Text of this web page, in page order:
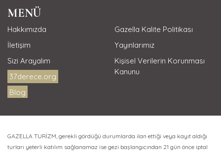
MENÜ
Hakkımızda
İletişim
Sizi Arayalım
37derece.org
Blog
Gazella Kalite Politikası
Yayınlarımız
Kişisel Verilerin Korunması
Kanunu
GAZELLA TURİZM, gerekli gördüğü durumlarda ilan ettiği veya kayıt aldığı
turları yeterli katılım sağlanamaz ise gezi başlangıcından 21 gün önce iptal